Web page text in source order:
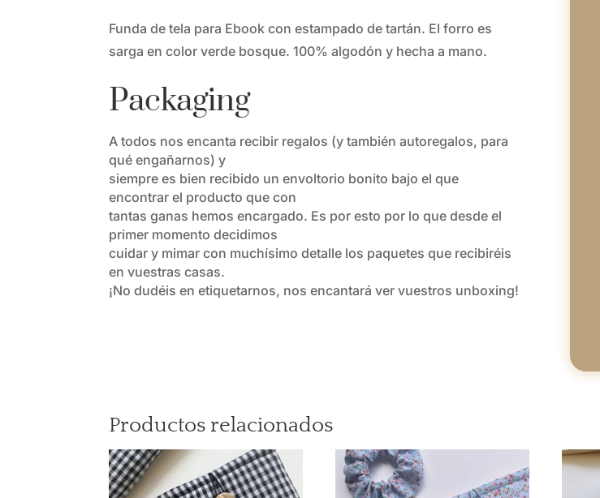
Funda de tela para Ebook con estampado de tartán. El forro es
sarga en color verde bosque. 100% algodón y hecha a mano.
Packaging
A todos nos encanta recibir regalos (y también autoregalos, para
qué engañarnos) y
siempre es bien recibido un envoltorio bonito bajo el que
encontrar el producto que con
tantas ganas hemos encargado. Es por esto por lo que desde el
primer momento decidimos
cuidar y mimar con muchísimo detalle los paquetes que recibiréis
en vuestras casas.
¡No dudéis en etiquetarnos, nos encantará ver vuestros unboxing!
Productos relacionados